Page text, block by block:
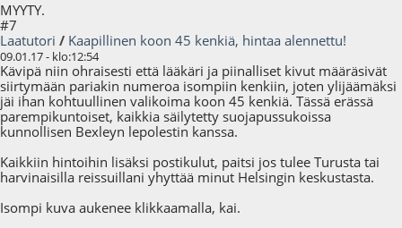
MYYTY.
#7
Laatutori / Kaapillinen koon 45 kenkiä, hintaa alennettu!
09.01.17 - klo:12:54
Kävipä niin ohraisesti että lääkäri ja piinalliset kivut määräsivät
siirtymään pariakin numeroa isompiin kenkiin, joten ylijäämäksi
jäi ihan kohtuullinen valikoima koon 45 kenkiä. Tässä erässä
parempikuntoiset, kaikkia säilytetty suojapussukoissa
kunnollisen Bexleyn lepolestin kanssa.
Kaikkiin hintoihin lisäksi postikulut, paitsi jos tulee Turusta tai
harvinaisilla reissuillani yhyttää minut Helsingin keskustasta.
Isompi kuva aukenee klikkaamalla, kai.